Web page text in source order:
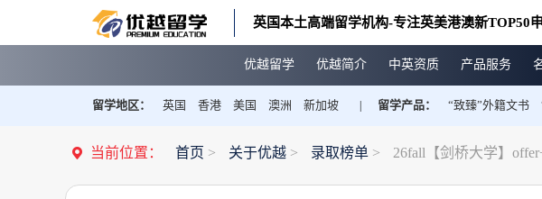
英国本土高端留学机构-专注英美港澳新TOP50申
优越留学 优越简介 中英资质 产品服务
留学地区： 英国 香港 美国 澳洲 新加坡 留学产品： “致臻”外籍文书
当前位置： 首页 > 关于优越 > 录取榜单 > 26fall【剑桥大学】